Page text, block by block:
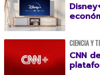
CIENCIA Y
CNN